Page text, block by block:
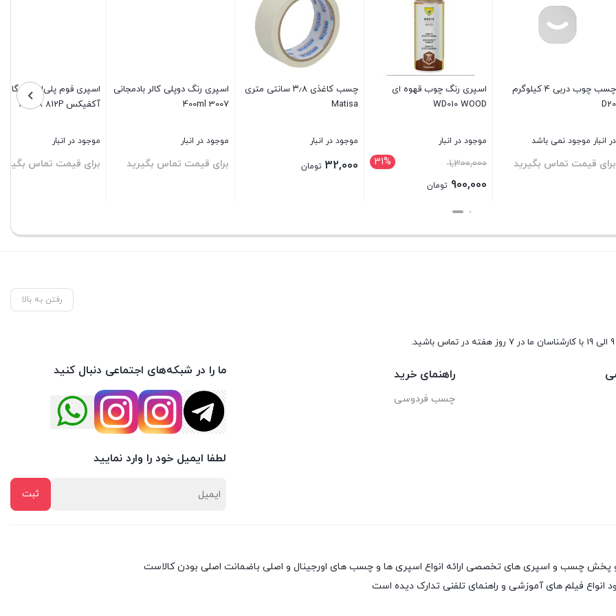
چسب کاغذی ۳٫۸ سانتی متری
تومان
اسپری رنگ دوپلی کالر بادمجانی
موجود در انبار
برای قیمت تماس بگیرید
اسپری فوم پلی‌اورتان گان‌خور
آکفیکس AKFIX 812P
موجود در انبار
برای قیمت تماس بگیرید
اسپری رنگ نوک مدادی متالیک
خودرو دوپلی کالر
موجود در انبار
برای قیمت تماس بگیرید
چسب دو طرفه فوم Lohmann
VHB 4cm
در انبار موجود نمی باشد
برای قیمت تماس بگیرید
رفتن به بالا
9 الی 19 با کارشناسان ما در 7 روز هفته در تماس باشید.
راهنمای خرید
چسب فردوسی
ما را در شبکه‌های اجتماعی دنبال کنید
لطفا ایمیل خود را وارد نمایید
فیلم های آموزشی و راهنمای تلفنی تدارک دیده است